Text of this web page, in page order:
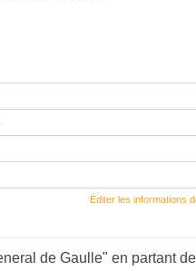
Éditer les informations
de Gaulle" en partant